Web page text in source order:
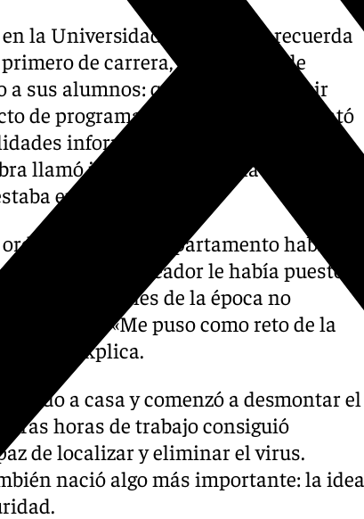
la Universidad de Málaga», recuerda
primero de carrera, un profesor de
a sus alumnos: quien quisiera subir
de programación. Quintero comentó
informáticas, entre ellas un
llamó inmediatamente la atención
en su despacho.
del departamento habían
cuyo creador le había puesto el
comerciales de la época no
servido: «Me puso como reto de la
explica.
a casa y comenzó a desmontar el
Tras horas de trabajo consiguió
de localizar y eliminar el virus.
nació algo más importante: la idea